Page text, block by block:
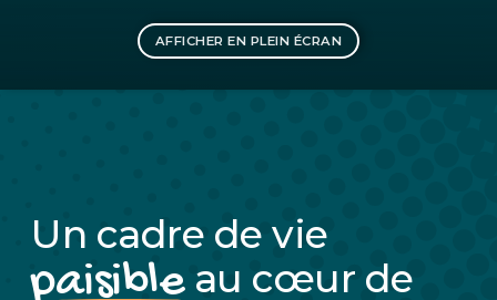
AFFICHER EN PLEIN ÉCRAN
Un cadre de vie
paisibleau cœur de